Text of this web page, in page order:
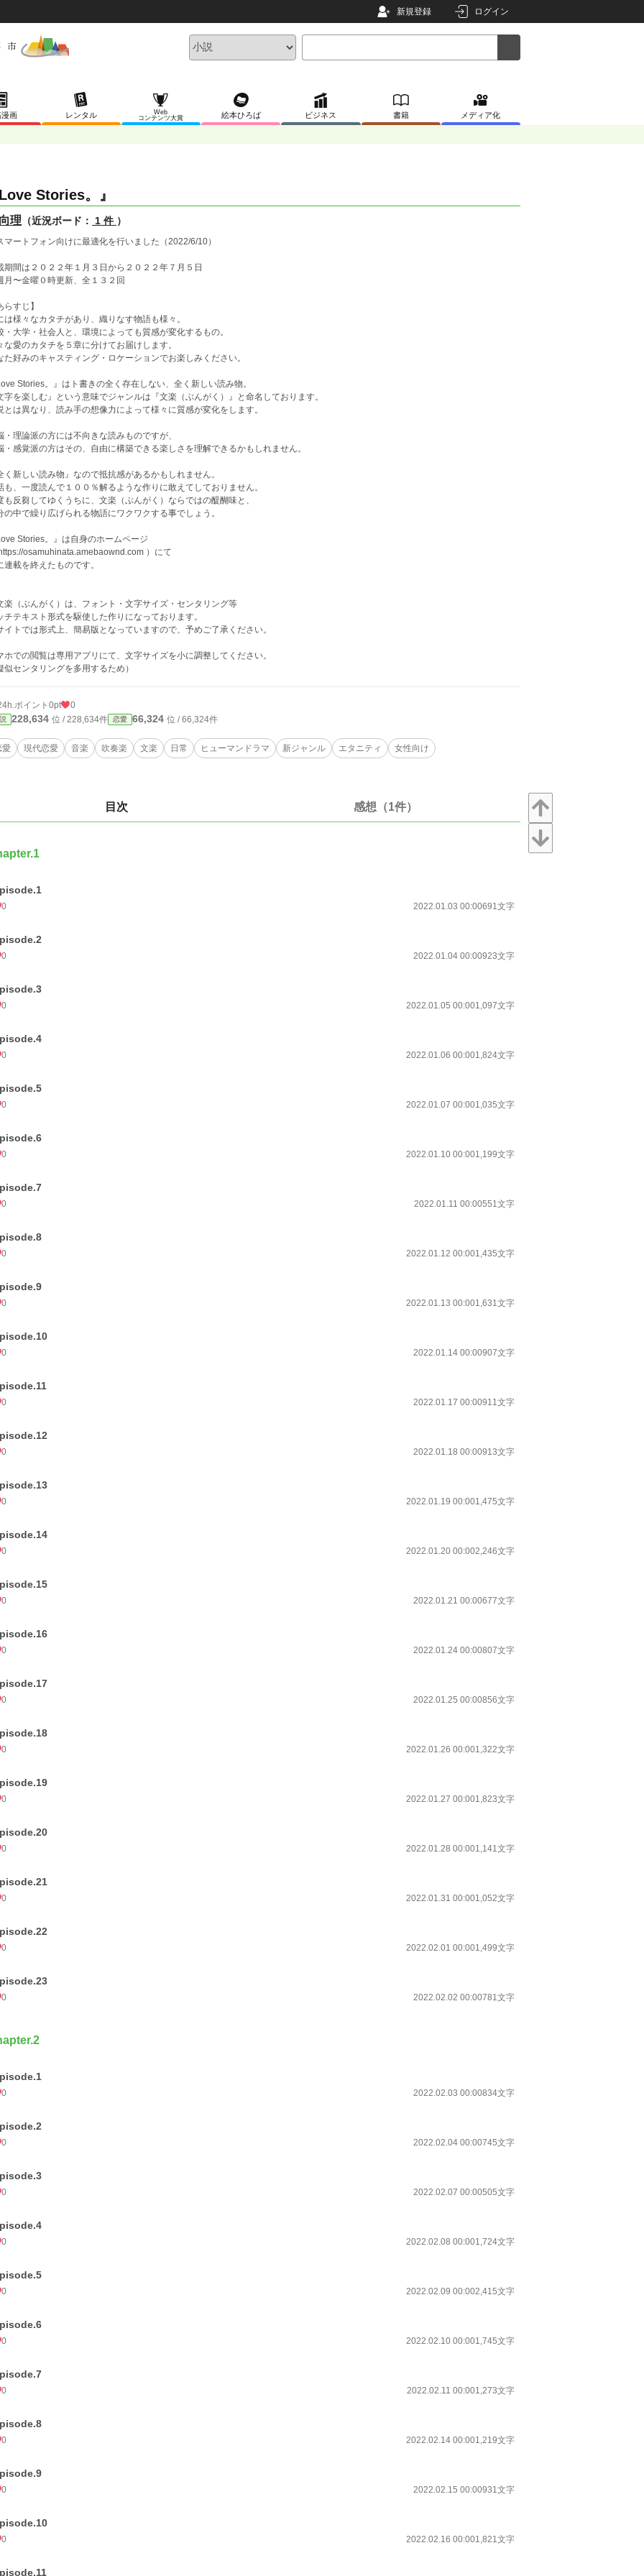
新規登録 ログイン
画 レンタル
Web
コンテンツ大賞
絵本ひろば ビジネス 書籍 メディア化
Love Stories。』
理 （近況ボード： 1 件 ）
マートフォン向けに最適化を行いました（2022/6/10）
期間は２０２２年１月３日から２０２２年７月５日
月〜金曜０時更新、全１３２回
らすじ】
は様々なカタチがあり、織りなす物語も様々。
・大学・社会人と、環境によっても質感が変化するもの。
な愛のカタチを５章に分けてお届けします。
た好みのキャスティング・ロケーションでお楽しみください。
Stories。』はト書きの全く存在しない、全く新しい読み物。
字を楽しむ』という意味でジャンルは『文楽（ぶんがく）』と命名しております。
とは異なり、読み手の想像力によって様々に質感が変化をします。
・理論派の方には不向きな読みものですが、
・感覚派の方はその、自由に構築できる楽しさを理解できるかもしれません。
く新しい読み物』なので抵抗感があるかもしれません。
も、一度読んで１００％解るような作りに敢えてしておりません。
も反芻してゆくうちに、文楽（ぶんがく）ならではの醍醐味と、
の中で繰り広げられる物語にワクワクする事でしょう。
Stories。』は自身のホームページ
https://osamuhinata.amebaownd.com ）にて
連載を終えたものです。
楽（ぶんがく）は、フォント・文字サイズ・センタリング等
チテキスト形式を駆使した作りになっております。
イトでは形式上、簡易版となっていますので、予めご了承ください。
ホでの閲覧は専用アプリにて、文字サイズを小に調整してください。
似センタリングを多用するため）
ポイント 0pt 0
228,634 位 / 228,634件 恋愛 66,324 位 / 66,324件
愛 現代恋愛 音楽 吹奏楽 文楽 日常 ヒューマンドラマ 新ジャンル エタニティ 女性向け
目次 感想（1件）
0 2022.01.03 00:00691文字
0 2022.01.04 00:00923文字
0 2022.01.05 00:001,097文字
0 2022.01.06 00:001,824文字
0 2022.01.07 00:001,035文字
0 2022.01.10 00:001,199文字
0 2022.01.11 00:00551文字
0 2022.01.12 00:001,435文字
0 2022.01.13 00:001,631文字
0 2022.01.14 00:00907文字
0 2022.01.17 00:00911文字
0 2022.01.18 00:00913文字
0 2022.01.19 00:001,475文字
0 2022.01.20 00:002,246文字
0 2022.01.21 00:00677文字
0 2022.01.24 00:00807文字
0 2022.01.25 00:00856文字
0 2022.01.26 00:001,322文字
0 2022.01.27 00:001,823文字
0 2022.01.28 00:001,141文字
0 2022.01.31 00:001,052文字
0 2022.02.01 00:001,499文字
0 2022.02.02 00:00781文字
0 2022.02.03 00:00834文字
0 2022.02.04 00:00745文字
0 2022.02.07 00:00505文字
0 2022.02.08 00:001,724文字
0 2022.02.09 00:002,415文字
0 2022.02.10 00:001,745文字
0 2022.02.11 00:001,273文字
0 2022.02.14 00:001,219文字
0 2022.02.15 00:00931文字
0 2022.02.16 00:001,821文字